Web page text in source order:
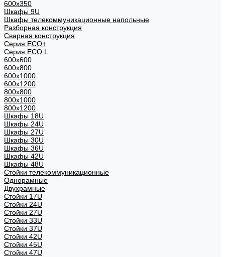
600x350
Шкафы 9U
Шкафы телекоммуникационные напольные
Разборная конструкция
Сварная конструкция
Серия ECO+
Серия ECO L
600x600
600x800
600х1000
600х1200
800x800
800х1000
800х1200
Шкафы 18U
Шкафы 24U
Шкафы 27U
Шкафы 30U
Шкафы 36U
Шкафы 42U
Шкафы 48U
Стойки телекоммуникационные
Однорамные
Двухрамные
Стойки 17U
Стойки 24U
Стойки 27U
Стойки 33U
Стойки 37U
Стойки 42U
Стойки 45U
Стойки 47U